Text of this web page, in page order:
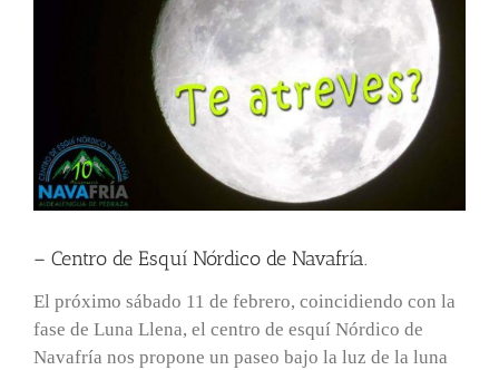
– Centro de Esquí Nórdico de Navafría.
El próximo sábado 11 de febrero, coincidiendo con la
fase de Luna Llena, el centro de esquí Nórdico de
Navafría nos propone un paseo bajo la luz de la luna